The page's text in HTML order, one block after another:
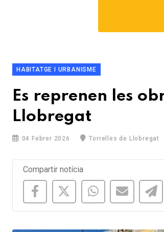
HABITATGE I URBANISME
Es reprenen les
Llobregat
04 Febrer 2026 Torrelles de Llobregat
Compartir notícia